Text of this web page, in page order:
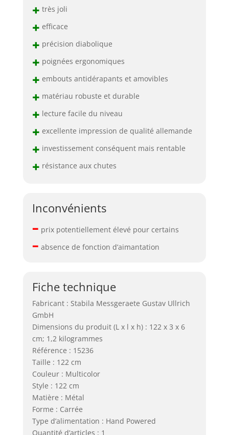
+ très joli
+ efficace
+ précision diabolique
+ poignées ergonomiques
+ embouts antidérapants et amovibles
+ matériau robuste et durable
+ lecture facile du niveau
+ excellente impression de qualité allemande
+ investissement conséquent mais rentable
+ résistance aux chutes
Inconvénients
– prix potentiellement élevé pour certains
– absence de fonction d’aimantation
Fiche technique
Fabricant : Stabila Messgeraete Gustav Ullrich
GmbH
Dimensions du produit (L x l x h) : 122 x 3 x 6
cm; 1,2 kilogrammes
Référence : 15236
Taille : 122 cm
Couleur : Multicolor
Style : 122 cm
Matière : Métal
Forme : Carrée
Type d’alimentation : Hand Powered
Quantité d’articles : 1